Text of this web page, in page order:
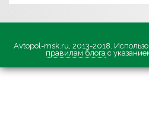
Avtopol-msk.ru, 2013-2018.
правилам блога с